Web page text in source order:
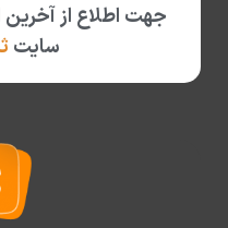
جهت اطلاع از آخرین
سایت